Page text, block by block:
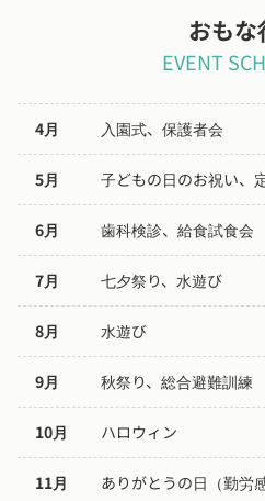
おもな
EVENT
4月 入園式、保護者会
5月 子どもの日のお祝い、
6月 歯科検診、給食試食会
7月 七夕祭り、水遊び
8月 水遊び
9月 秋祭り、総合避難訓練
10月 ハロウィン
11月 ありがとうの日（勤労